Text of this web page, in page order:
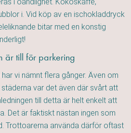
i. Vid köp av en ischokladdryck
bitar med en konstig
är till för parkering
vi nämnt flera gånger. Även om
var det även där svårt att
till detta är helt enkelt att
Det är faktiskt nästan ingen som
Trottoarerna använda därför oftast